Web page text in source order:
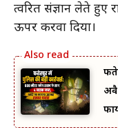
त्वरित संज्ञान लेते हुए
ऊपर करवा दिया।